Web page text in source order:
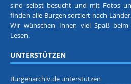
sind selbst besucht und mit Fotos
finden alle Burgen sortiert nach
Wir wünschen Ihnen viel Spaß
Lesen.
UNTERSTÜTZEN
Burgenarchiv.de unterstützen